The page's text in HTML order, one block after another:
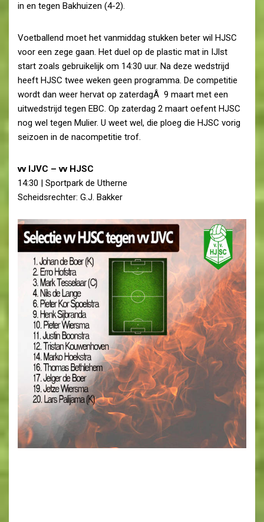
in en tegen Bakhuizen (4-2).
Voetballend moet het vanmiddag stukken beter wil HJSC
voor een zege gaan. Het duel op de plastic mat in IJlst
start zoals gebruikelijk om 14:30 uur. Na deze wedstrijd
heeft HJSC twee weken geen programma. De competitie
wordt dan weer hervat op zaterdagÂ 9 maart met een
uitwedstrijd tegen EBC. Op zaterdag 2 maart oefent HJSC
nog wel tegen Mulier. U weet wel, die ploeg die HJSC vorig
seizoen in de nacompetitie trof.
vv IJVC – vv HJSC
14:30 | Sportpark de Utherne
Scheidsrechter: G.J. Bakker